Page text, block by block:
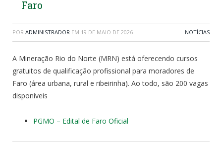
Faro
POR ADMINISTRADOR EM 19 DE MAIO DE 2026 NOTÍCIAS
A Mineração Rio do Norte (MRN) está oferecendo cursos
gratuitos de qualificação profissional para moradores de
Faro (área urbana, rural e ribeirinha). Ao todo, são 200 vagas
disponíveis
PGMO – Edital de Faro Oficial